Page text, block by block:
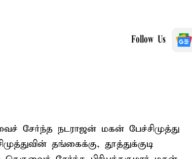
Follow Us
சேர்ந்த நடராஜன் மகன் பேச்சிமுத்து
தங்கைக்கு, தூத்துக்குடி